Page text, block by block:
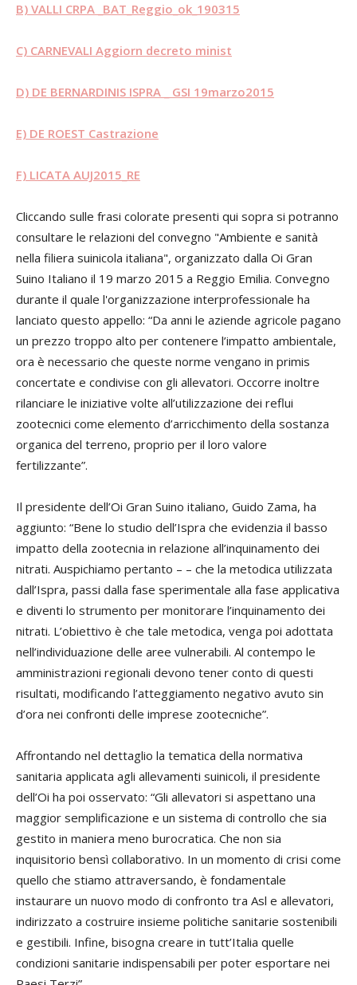
B) VALLI CRPA _BAT_Reggio_ok_190315
C) CARNEVALI Aggiorn decreto minist
D) DE BERNARDINIS ISPRA _ GSI 19marzo2015
E) DE ROEST Castrazione
F) LICATA AUJ2015_RE
Cliccando sulle frasi colorate presenti qui sopra si potranno
consultare le relazioni del convegno "Ambiente e sanità
nella filiera suinicola italiana", organizzato dalla Oi Gran
Suino Italiano il 19 marzo 2015 a Reggio Emilia. Convegno
durante il quale l'organizzazione interprofessionale ha
lanciato questo appello: “Da anni le aziende agricole pagano
un prezzo troppo alto per contenere l’impatto ambientale,
ora è necessario che queste norme vengano in primis
concertate e condivise con gli allevatori. Occorre inoltre
rilanciare le iniziative volte all’utilizzazione dei reflui
zootecnici come elemento d’arricchimento della sostanza
organica del terreno, proprio per il loro valore
fertilizzante”.
Il presidente dell’Oi Gran Suino italiano, Guido Zama, ha
aggiunto: “Bene lo studio dell’Ispra che evidenzia il basso
impatto della zootecnia in relazione all’inquinamento dei
nitrati. Auspichiamo pertanto – – che la metodica utilizzata
dall’Ispra, passi dalla fase sperimentale alla fase applicativa
e diventi lo strumento per monitorare l’inquinamento dei
nitrati. L’obiettivo è che tale metodica, venga poi adottata
nell’individuazione delle aree vulnerabili. Al contempo le
amministrazioni regionali devono tener conto di questi
risultati, modificando l’atteggiamento negativo avuto sin
d’ora nei confronti delle imprese zootecniche”.
Affrontando nel dettaglio la tematica della normativa
sanitaria applicata agli allevamenti suinicoli, il presidente
dell’Oi ha poi osservato: “Gli allevatori si aspettano una
maggior semplificazione e un sistema di controllo che sia
gestito in maniera meno burocratica. Che non sia
inquisitorio bensì collaborativo. In un momento di crisi come
quello che stiamo attraversando, è fondamentale
instaurare un nuovo modo di confronto tra Asl e allevatori,
indirizzato a costruire insieme politiche sanitarie sostenibili
e gestibili. Infine, bisogna creare in tutt’Italia quelle
condizioni sanitarie indispensabili per poter esportare nei